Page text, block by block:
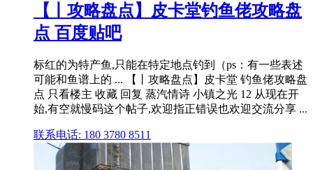
【丨攻略盘点】皮卡堂钓鱼佬攻略盘
点 百度贴吧
标红的为特产鱼,只能在特定地点钓到（ps：有一些表述
可能和鱼谱上的 ... 【丨攻略盘点】皮卡堂 钓鱼佬攻略盘
点 只看楼主 收藏 回复 蒸汽情诗 小镇之光 12 从现在开
始,有空就慢码这个帖子,欢迎指正错误也欢迎交流分享 ...
联系电话: 180 3780 8511